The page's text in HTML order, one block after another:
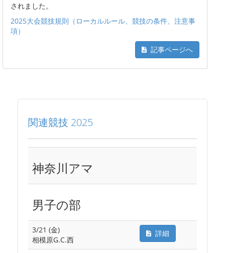
されました。
2025大会競技規則（ローカルルール、競技の条件、注意事
項）
記事ページへ
関連競技 2025
神奈川アマ
男子の部
3/21 (金)
相模原G.C.西
詳細